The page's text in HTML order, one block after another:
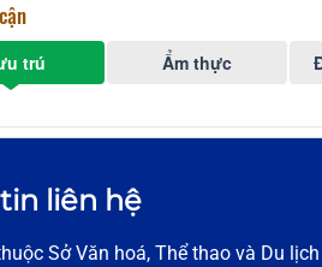
trú Ẩm thực
liên hệ
Sở Văn hoá, Thể thao và Du